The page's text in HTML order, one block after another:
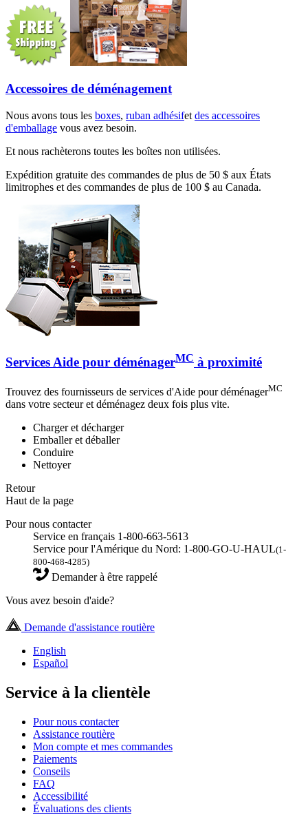
Accessoires de déménagement
Nous avons tous les boxes, ruban adhésifet des accessoires
d'emballage vous avez besoin.
Et nous rachèterons toutes les boîtes non utilisées.
Expédition gratuite des commandes de plus de 50 $ aux États
limitrophes et des commandes de plus de 100 $ au Canada.
Services Aide pour déménagerMC à proximité
Trouvez des fournisseurs de services d'Aide pour déménagerMC
dans votre secteur et déménagez deux fois plus vite.
Charger et décharger
Emballer et déballer
Conduire
Nettoyer
Retour
Haut de la page
Pour nous contacter
Service en français 1-800-663-5613
Service pour l'Amérique du Nord: 1-800-GO-U-HAUL(1-
800-468-4285)
Demander à être rappelé
Vous avez besoin d'aide?
Demande d'assistance routière
English
Español
Service à la clientèle
Pour nous contacter
Assistance routière
Mon compte et mes commandes
Paiements
Conseils
FAQ
Accessibilité
Évaluations des clients